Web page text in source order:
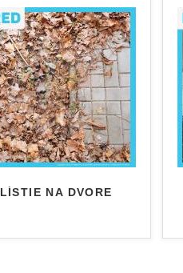
LÍSTIE NA DVORE